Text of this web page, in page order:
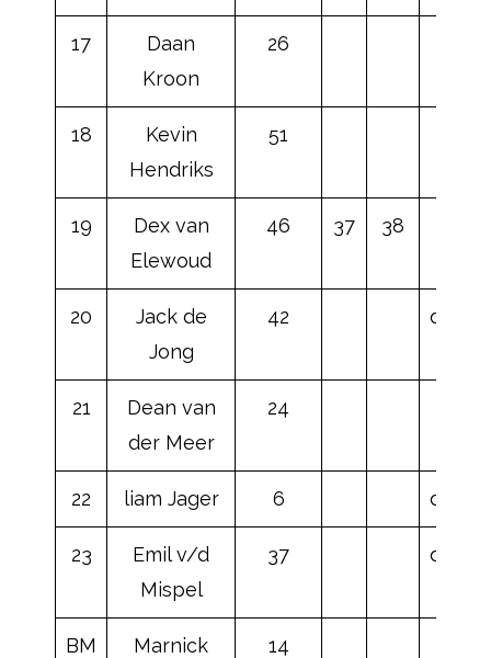
17
Daan
Kroon
26
18
Kevin
Hendriks
51
19
Dex van
Elewoud
46 37 38
20
Jack de
Jong
42 dnf
21
Dean van
der Meer
24
22 liam Jager 6 dnf
23
Emil v/d
Mispel
37 dnf
BM
Marnick
14